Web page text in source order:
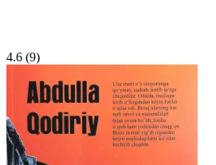
4.6 (9)